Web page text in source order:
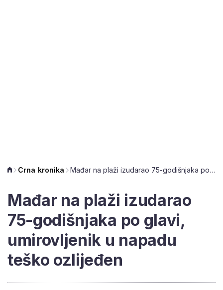
Crna kronika Mađar na plaži izudarao 75-godišnjaka po glavi, umirovljenik u napadu teško ozlijeđen
Mađar na plaži izudarao
75-godišnjaka po glavi,
umirovljenik u napadu
teško ozlijeđen